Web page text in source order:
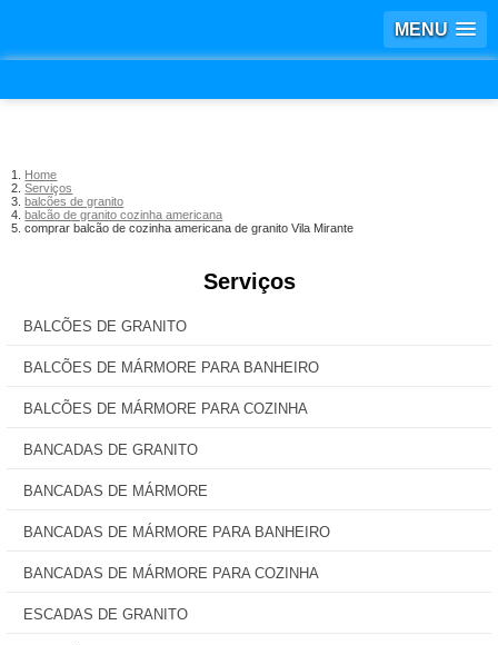
MENU
Home
Serviços
balcões de granito
balcão de granito cozinha americana
comprar balcão de cozinha americana de granito Vila Mirante
Serviços
BALCÕES DE GRANITO
BALCÕES DE MÁRMORE PARA BANHEIRO
BALCÕES DE MÁRMORE PARA COZINHA
BANCADAS DE GRANITO
BANCADAS DE MÁRMORE
BANCADAS DE MÁRMORE PARA BANHEIRO
BANCADAS DE MÁRMORE PARA COZINHA
ESCADAS DE GRANITO